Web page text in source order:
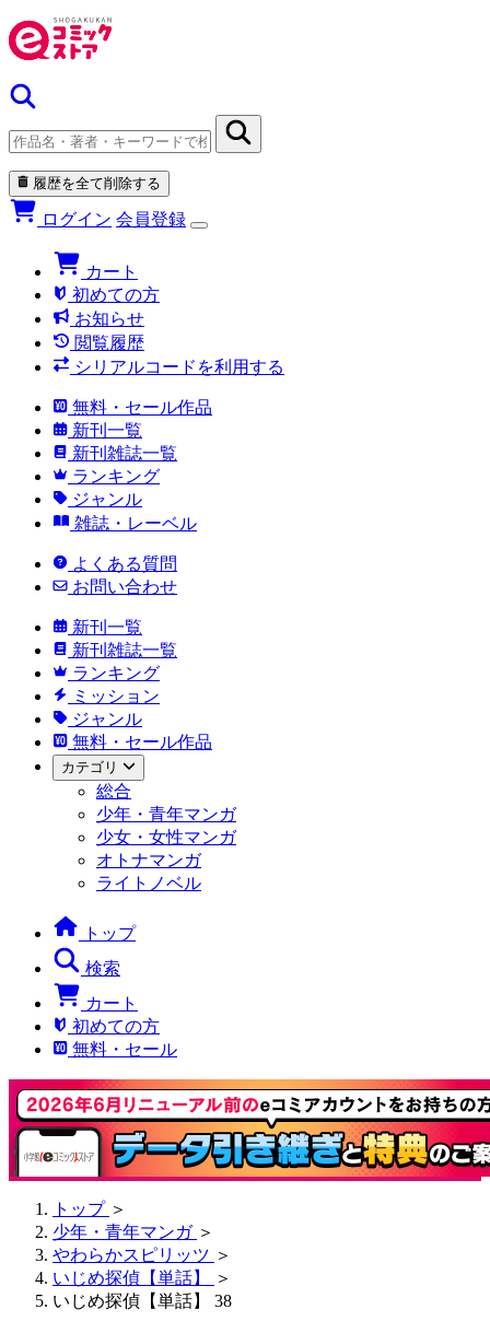
履歴を全て削除する
ログイン 会員登録
カート
初めての方
お知らせ
閲覧履歴
シリアルコードを利用する
無料・セール作品
新刊一覧
新刊雑誌一覧
ランキング
ジャンル
雑誌・レーベル
よくある質問
お問い合わせ
新刊一覧
新刊雑誌一覧
ランキング
ミッション
ジャンル
無料・セール作品
カテゴリ
総合
少年・青年マンガ
少女・女性マンガ
オトナマンガ
ライトノベル
トップ
検索
カート
初めての方
無料・セール
トップ ＞
少年・青年マンガ ＞
やわらかスピリッツ ＞
いじめ探偵【単話】
＞
いじめ探偵【単話】 38